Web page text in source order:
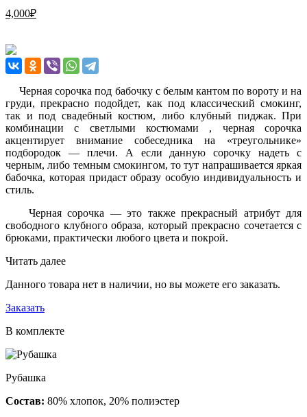
4,000₽
Черная сорочка под бабочку с белым кантом по вороту и на
груди, прекрасно подойдет, как под классический смокинг,
так и под свадебный костюм, либо клубный пиджак. При
комбинации с светлыми костюмами , черная сорочка
акцентирует внимание собеседника на «треугольнике»
подбородок — плечи. А если данную сорочку надеть с
черным, либо темным смокингом, то тут напрашивается яркая
бабочка, которая придаст образу особую индивидуальность и
стиль.
Черная сорочка — это также прекрасный атрибут для
свободного клубного образа, который прекрасно сочетается с
брюками, практически любого цвета и покрой.
Читать далее
Данного товара нет в наличии, но вы можете его заказать.
Заказать
В комплекте
Рубашка
Состав: 80% хлопок, 20% полиэстер